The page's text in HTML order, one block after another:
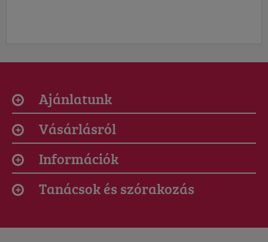
Ajánlatunk
Vásárlásról
Információk
Tanácsok és szórakozás